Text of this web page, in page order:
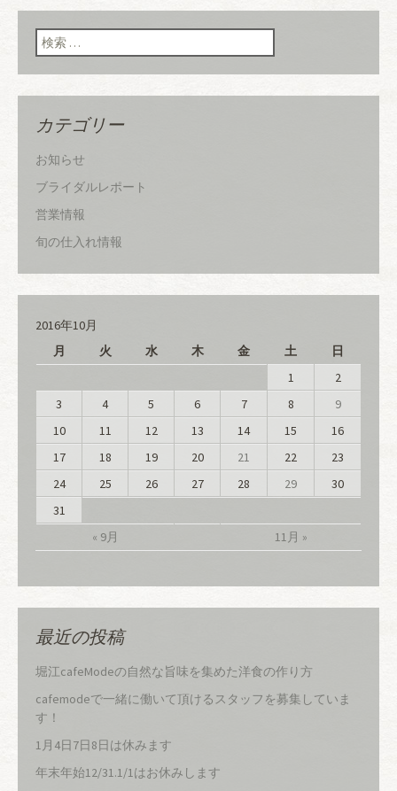
ン
検索:
カテゴリー
お知らせ
ブライダルレポート
営業情報
旬の仕入れ情報
2016年10月
月
火 水 木 金 土 日
« 9月 11月 »
1
2
3
4 5 6 7 8
9
10
11 12 13 14 15
16
17
18 19 20 21 22
23
24
25 26 27 28 29
30
31
最近の投稿
堀江cafeModeの自然な旨味を集めた洋食の作り方
cafemodeで一緒に働いて頂けるスタッフを募集していま
す！
1月4日7日8日は休みます
年末年始12/31.1/1はお休みします